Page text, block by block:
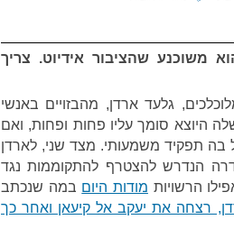
ברמה
משוכנע שהציבור אידיוט. צריך
גלעד ארדן, מהבזויים באנשי
היוצא סומך עליו פחות ופחות, ואם
בה תפקיד משמעותי. מצד שני, לארדן
הנדרש להצטרף להתקוממות נגד
הרשויות מודות היום במה שנכתב
רצחה את יעקב אל קיעאן ואחר כך